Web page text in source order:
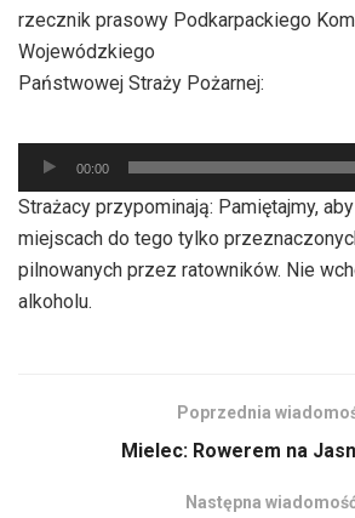
rzecznik prasowy Podkarpackiego
Wojewódzkiego
Państwowej Straży Pożarnej:
Odtwarzacz
plików
dźwiękowych
00:00
Strażacy przypominają: Pamiętajmy,
miejscach do tego tylko
pilnowanych przez ratowników. Nie
alkoholu.
Poprzednia
Mielec: Rowerem na
Następna